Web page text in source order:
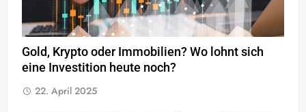
Gold, Krypto oder Immobilien? Wo lohnt sich
eine Investition heute noch?
22. April 2025